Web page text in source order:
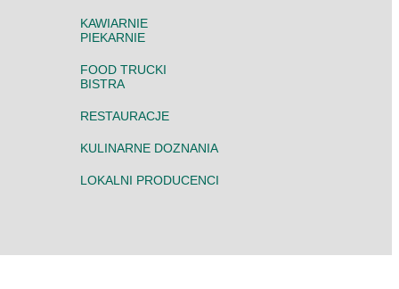
KAWIARNIE
PIEKARNIE
FOOD TRUCKI
BISTRA
RESTAURACJE
KULINARNE DOZNANIA
LOKALNI PRODUCENCI